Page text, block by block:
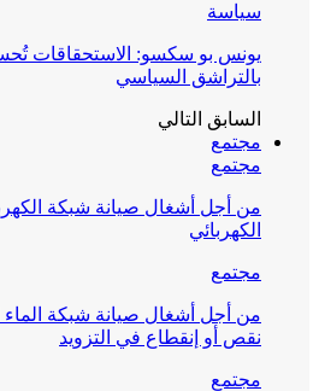
سياسة
يونس بو سكسو: الاستحقاقات
بالتراشق السياسي
السابق التالي
مجتمع
مجتمع
من أجل أشغال صيانة شبكة
الكهربائي
مجتمع
من أجل أشغال صيانة شبكة
نقص أو إنقطاع في التزويد
مجتمع